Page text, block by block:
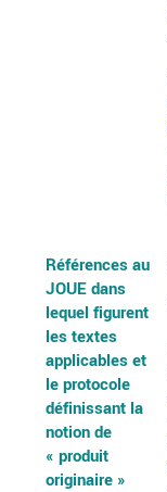
Références au
JOUE dans
lequel figurent
les textes
applicables et
le protocole
définissant la
notion de
« produit
originaire »